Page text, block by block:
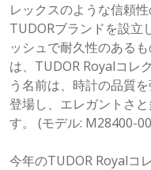
レックスのような信頼
TUDORブランドを設立
ッシュで耐久性のある
は、TUDOR Royalコレ
う名前は、時計の品質
登場し、エレガントさ
す。 (モデル: M28400-
今年のTUDOR Royalコ